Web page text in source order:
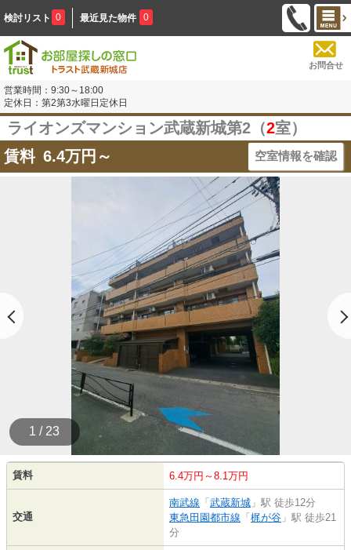
検討リスト 0 最近見た物件 0
お問合せ
営業時間：9:30～18:00
定休日：第2第3水曜日定休日
ライオンズマンション武蔵新城第2（2室）
賃料 6.4万円～ 空室情報を確認
1 / 23
賃料 6.4万円～8.1万円
交通
南武線 「 武蔵新城 」駅 徒歩12分
東急田園都市線 「 梶が谷 」駅 徒歩21
分